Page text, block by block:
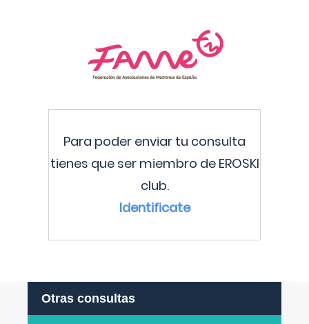
Para poder enviar tu consulta
tienes que ser miembro de EROSKI
club.
Identificate
Otras consultas